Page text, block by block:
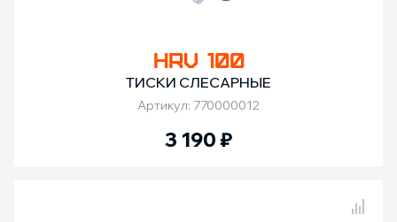
HRV 100
ТИСКИ СЛЕСАРНЫЕ
Артикул: 770000012
3 190₽